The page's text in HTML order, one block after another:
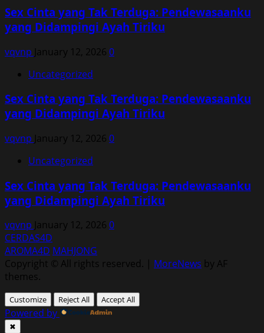
Sex Cinta yang Tak Terduga: Pendewasaanku
yang Didampingi Ayah Tiriku
vqvnp January 12, 2026 0
Uncategorized
Sex Cinta yang Tak Terduga: Pendewasaanku
yang Didampingi Ayah Tiriku
vqvnp January 12, 2026 0
Uncategorized
Sex Cinta yang Tak Terduga: Pendewasaanku
yang Didampingi Ayah Tiriku
vqvnp January 12, 2026 0
CERDAS4D
AROMA4D MAHJONG
Copyright © All rights reserved. | MoreNews by AF
themes.
Customize Reject All Accept All
Powered by
✖